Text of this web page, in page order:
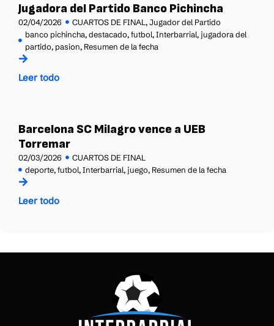
Jugadora del Partido Banco Pichincha
02/04/2026 CUARTOS DE FINAL ,Jugador del Partido
banco pichincha,destacado,futbol,Interbarrial, jugadora del
partido, pasion, Resumen de la fecha
Leer todo
Barcelona SC Milagro vence a UEB
Torremar
02/03/2026
CUARTOS DE FINAL
deporte,futbol,Interbarrial, juego, Resumen de la fecha
Leer todo